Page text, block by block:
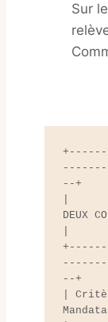
Sur
--+
|
DEUX
--+
|